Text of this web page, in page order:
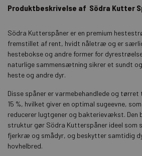
Produktbeskrivelse af Södra Kutter
Södra Kutterspåner er en premium
fremstillet af rent, hvidt nåletræ og er
hestebokse og andre former for
naturlige sammensætning sikrer et sundt
heste og andre dyr.
Disse spåner er varmebehandlede og
15 %, hvilket giver en optimal sugeevne,
reducerer lugtgener og bakterievækst. Den
struktur gør Södra Kutterspåner ideel som
fjerkræ og smådyr, og beskytter samtidig
hovhelbred.